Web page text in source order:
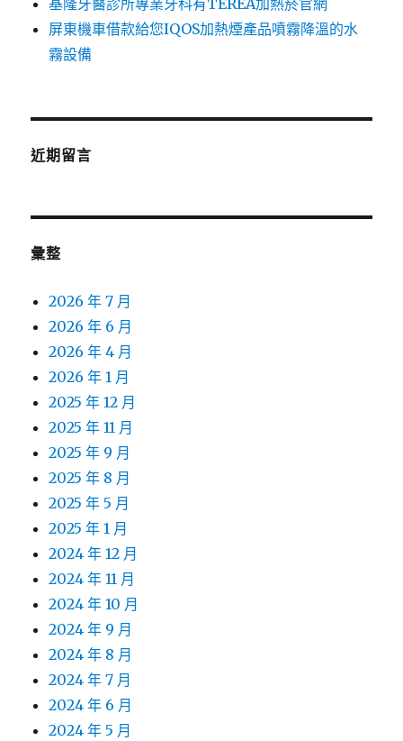
基隆牙醫診所專業牙科有TEREA加熱菸官網
屏東機車借款給您IQOS加熱煙產品噴霧降溫的水
霧設備
近期留言
彙整
2026 年 7 月
2026 年 6 月
2026 年 4 月
2026 年 1 月
2025 年 12 月
2025 年 11 月
2025 年 9 月
2025 年 8 月
2025 年 5 月
2025 年 1 月
2024 年 12 月
2024 年 11 月
2024 年 10 月
2024 年 9 月
2024 年 8 月
2024 年 7 月
2024 年 6 月
2024 年 5 月